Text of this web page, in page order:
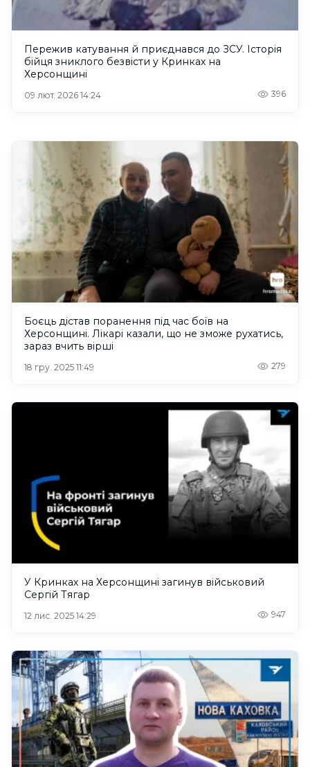
Пережив катування й приєднався до ЗСУ. Історія
бійця зниклого безвісти у Кринках на
Херсонщині
09 лют. 2026 14:24 396
Боєць дістав поранення під час боїв на
Херсонщині. Лікарі казали, що не зможе рухатись,
зараз вчить вірші
18 гру. 2025 11:49 279
У Кринках на Херсонщині загинув військовий
Сергій Тягар
12 лис. 2025 14:29 947